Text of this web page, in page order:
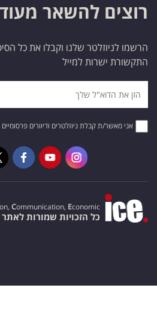
רוצים להשאר
הרשמו לניוזלטר שלנו וקבלו את כל
התקשורת ישרות למייל
אני מאשר/ת קבלת ניוזלטרים ודיוורים
Communication, Economic
כל הזכויות שמורות לאתר ICE. ©